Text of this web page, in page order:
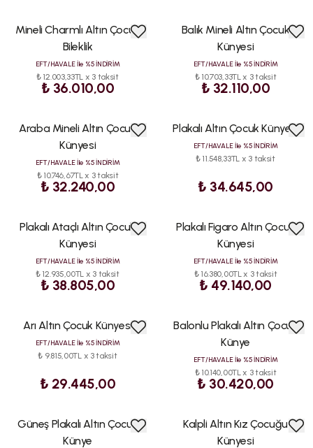
ÇOK
Mineli Charmlı Altın Çocuk
Bileklik
EFT/HAVALE İle %5 İNDİRİM
₺ 12.003,33TL x 3 taksit
₺ 36.010,00
ÇOKBalık Mineli Altın Çocuk
Künyesi
EFT/HAVALE İle %5 İNDİRİM
₺ 10.703,33TL x 3 taksit
₺ 32.110,00
ÇOK
Araba Mineli Altın Çocuk
Künyesi
EFT/HAVALE İle %5 İNDİRİM
₺ 10.746,67TL x 3 taksit
₺ 32.240,00
ÇOK
Plakalı Altın Çocuk Künyesi
EFT/HAVALE İle %5 İNDİRİM
₺ 11.548,33TL x 3 taksit
₺ 34.645,00
ÇOK
Plakalı Ataçlı Altın Çocuk
Künyesi
EFT/HAVALE İle %5 İNDİRİM
₺ 12.935,00TL x 3 taksit
₺ 38.805,00
ÇOK
Plakalı Figaro Altın Çocuk
Künyesi
EFT/HAVALE İle %5 İNDİRİM
₺ 16.380,00TL x 3 taksit
₺ 49.140,00
ÇOK
Arı Altın Çocuk Künyesi
EFT/HAVALE İle %5 İNDİRİM
₺ 9.815,00TL x 3 taksit
₺ 29.445,00
ÇOK
Balonlu Plakalı Altın Çocuk
Künye
EFT/HAVALE İle %5 İNDİRİM
₺ 10.140,00TL x 3 taksit
₺ 30.420,00
ÇOK
Güneş Plakalı Altın Çocuk
Künye
ÇOKKalpli Altın Kız Çocuğu
Künyesi